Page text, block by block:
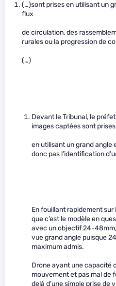
(…)sont prises en utilisant un
flux
de circulation, des
rurales ou la progression de
(…)
Devant le Tribunal, le
images captées sont prises
en utilisant un grand angle
donc pas l’identification
En fouillant rapidement sur
que c’est le modèle en
avec un objectif 24-
vue grand angle puisque
maximum admis.
Drone ayant une capacité
mouvement et pas mal de
delà d’une simple prise de